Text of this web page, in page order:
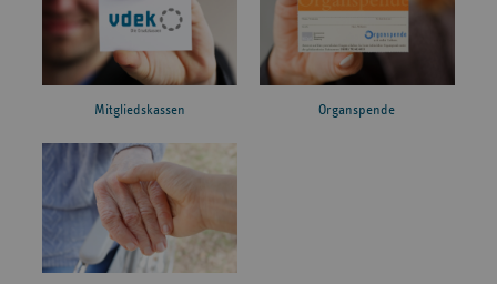
Mitgliedskassen Organspende